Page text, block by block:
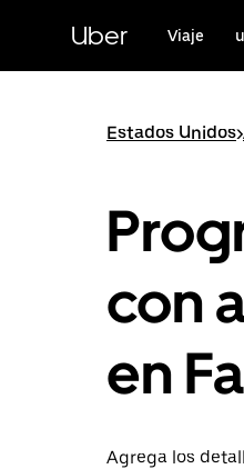
contenido
principal
Uber Viaje
Estados Unidos>
con
en
Agrega los